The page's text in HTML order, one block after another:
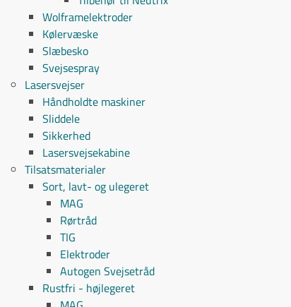
Wolframelektroder
Kølervæske
Slæbesko
Svejsespray
Lasersvejser
Håndholdte maskiner
Sliddele
Sikkerhed
Lasersvejsekabine
Tilsatsmaterialer
Sort, lavt- og ulegeret
MAG
Rørtråd
TIG
Elektroder
Autogen Svejsetråd
Rustfri - højlegeret